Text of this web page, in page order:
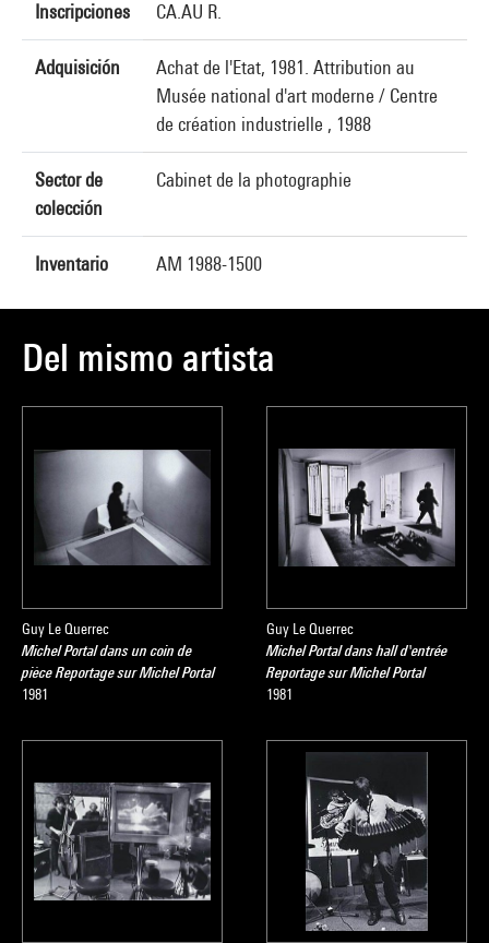
Inscripciones CA.AU R.
Adquisición
Achat de l'Etat, 1981. Attribution au
Musée national d'art moderne / Centre
de création industrielle , 1988
Sector de
colección
Cabinet de la photographie
Inventario AM 1988-1500
Del mismo artista
Guy Le Querrec
Michel Portal dans un coin de
pièce Reportage sur Michel Portal
1981
Guy Le Querrec
Michel Portal dans hall d'entrée
Reportage sur Michel Portal
1981